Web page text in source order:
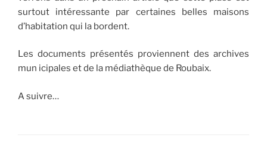
surtout intéressante par certaines belles maisons
d’habitation qui la bordent.
Les documents présentés proviennent des archives
mun icipales et de la médiathèque de Roubaix.
A suivre…